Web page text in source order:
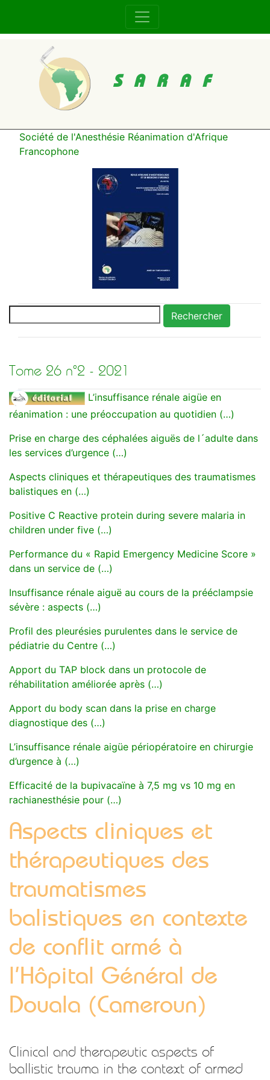
SARAF
Société de l'Anesthésie Réanimation d'Afrique
Francophone
Rechercher
Tome 26 n°2 - 2021
L’insuffisance rénale aigüe en
réanimation : une préoccupation au quotidien (…)
Prise en charge des céphalées aiguës de l´adulte dans
les services d’urgence (…)
Aspects cliniques et thérapeutiques des traumatismes
balistiques en (…)
Positive C Reactive protein during severe malaria in
children under five (…)
Performance du « Rapid Emergency Medicine Score »
dans un service de (…)
Insuffisance rénale aiguë au cours de la prééclampsie
sévère : aspects (…)
Profil des pleurésies purulentes dans le service de
pédiatrie du Centre (…)
Apport du TAP block dans un protocole de
réhabilitation améliorée après (…)
Apport du body scan dans la prise en charge
diagnostique des (…)
L’insuffisance rénale aigüe périopératoire en chirurgie
d’urgence à (…)
Efficacité de la bupivacaïne à 7,5 mg vs 10 mg en
rachianesthésie pour (…)
Aspects cliniques et
thérapeutiques des
traumatismes
balistiques en contexte
de conflit armé à
l’Hôpital Général de
Douala (Cameroun)
Clinical and therapeutic aspects of
ballistic trauma in the context of armed